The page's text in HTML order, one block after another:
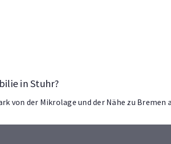
in Stuhr?
von der Mikrolage und der Nähe zu Bremen